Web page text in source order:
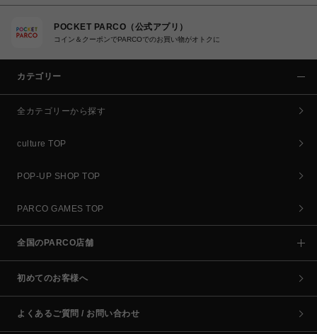
POCKET PARCO（公式アプリ）
コイン＆クーポンでPARCOでのお買い物がオトクに
カテゴリー
全カテゴリーから探す
culture TOP
POP-UP SHOP TOP
PARCO GAMES TOP
全国のPARCO店舗
初めてのお客様へ
よくあるご質問 / お問い合わせ